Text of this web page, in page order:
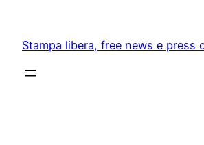
content
Stampa libera, free news e press